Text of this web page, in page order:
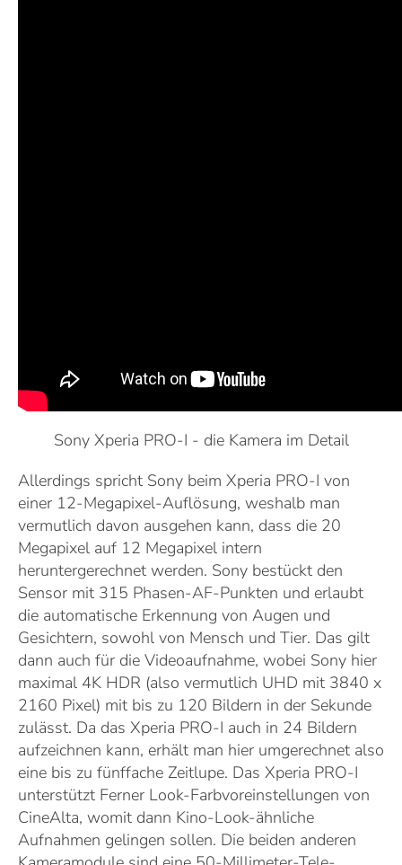
Sony Xperia PRO-I - die Kamera im Detail
Allerdings spricht Sony beim Xperia PRO-I von
einer 12-Megapixel-Auflösung, weshalb man
vermutlich davon ausgehen kann, dass die 20
Megapixel auf 12 Megapixel intern
heruntergerechnet werden. Sony bestückt den
Sensor mit 315 Phasen-AF-Punkten und erlaubt
die automatische Erkennung von Augen und
Gesichtern, sowohl von Mensch und Tier. Das gilt
dann auch für die Videoaufnahme, wobei Sony hier
maximal 4K HDR (also vermutlich UHD mit 3840 x
2160 Pixel) mit bis zu 120 Bildern in der Sekunde
zulässt. Da das Xperia PRO-I auch in 24 Bildern
aufzeichnen kann, erhält man hier umgerechnet also
eine bis zu fünffache Zeitlupe. Das Xperia PRO-I
unterstützt Ferner Look-Farbvoreinstellungen von
CineAlta, womit dann Kino-Look-ähnliche
Aufnahmen gelingen sollen. Die beiden anderen